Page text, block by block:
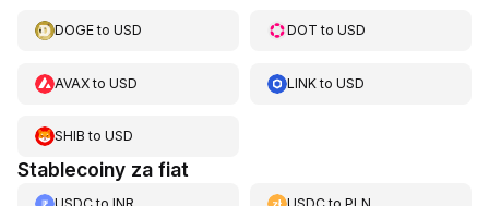
DOGEto USD DOT toUSD
AVAXto USD LINKtoUSD
SHIB to USD
Stablecoiny za fiat